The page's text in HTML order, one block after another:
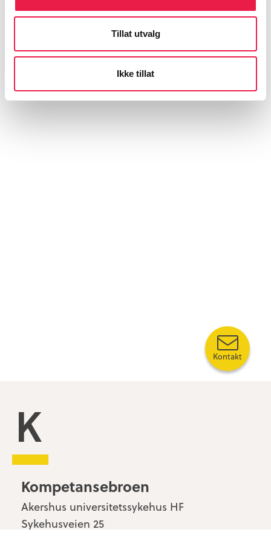
Tillat utvalg
Ikke tillat
Kompetansebroen
Kompetansebroen
Akershus universitetssykehus HF
Sykehusveien 25
Kontakt